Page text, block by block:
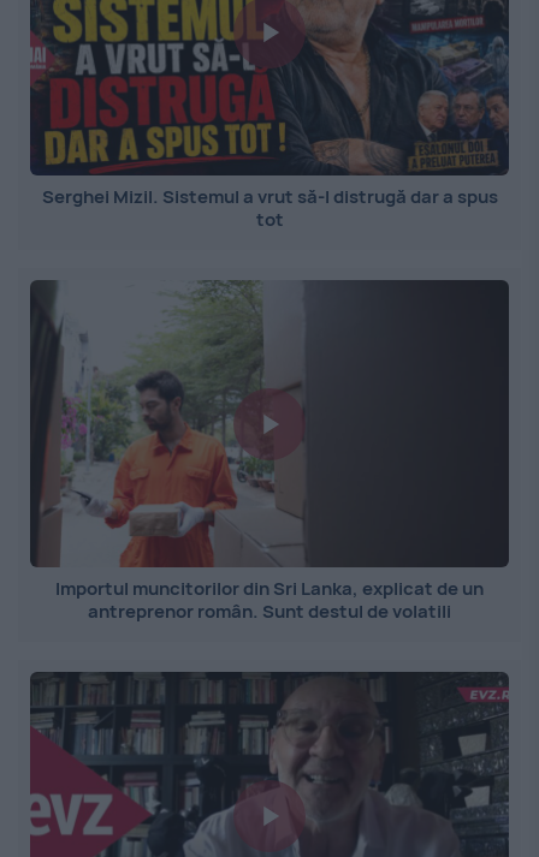
Serghei Mizil. Sistemul a vrut să-l distrugă dar a spus
tot
Importul muncitorilor din Sri Lanka, explicat de un
antreprenor român. Sunt destul de volatili